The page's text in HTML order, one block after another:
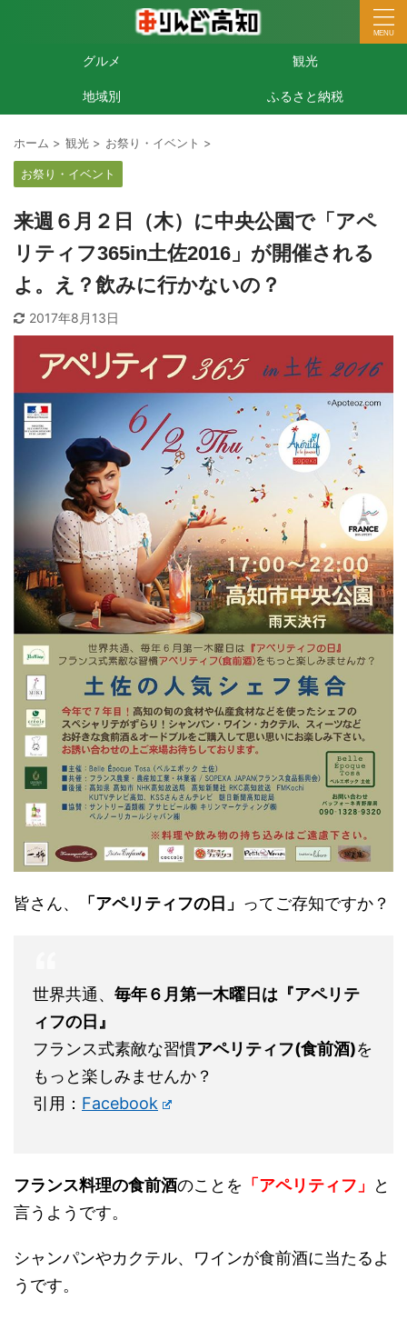
グルメ 観光
地域別 ふるさと納税
ホーム > 観光 > お祭り・イベント >
お祭り・イベント
来週６月２日（木）に中央公園で「アペ
リティフ365in土佐2016」が開催される
よ。え？飲みに行かないの？
2017年8月13日
皆さん、 「アペリティフの日」 ってご存知ですか？
世界共通、 毎年６月第一木曜日は『アペリテ
ィフの日』
フランス式素敵な習慣アペリティフ(食前酒)を
もっと楽しみませんか？
引用： Facebook
フランス料理の食前酒のことを 「アペリティフ」
と
言うようです。
シャンパンやカクテル、ワインが食前酒に当たるよ
うです。